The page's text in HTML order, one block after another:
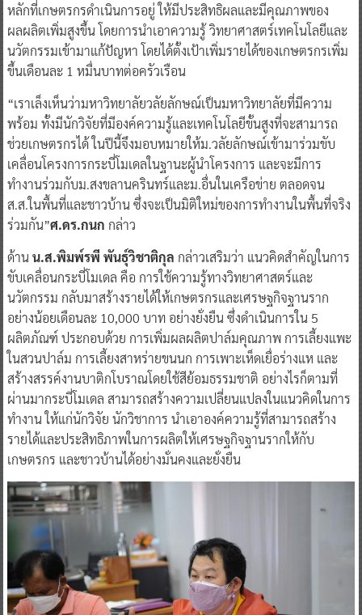
หลักที่เกษตรกรดำเนินการอยู่ ให้มีประสิทธิผลและมีคุณภาพของ
ผลผลิตเพิ่มสูงขึ้น โดยการนำเอาความรู้ วิทยาศาสตร์เทคโนโลยีและ
นวัตกรรมเข้ามาแก้ปัญหา โดยได้ตั้งเป้าเพิ่มรายได้ของเกษตรกรเพิ่ม
ขึ้นเดือนละ 1 หมื่นบาทต่อครัวเรือน
“เราเล็งเห็นว่ามหาวิทยาลัยวลัยลักษณ์เป็นมหาวิทยาลัยที่มีความ
พร้อม ทั้งมีนักวิจัยที่มีองค์ความรู้และเทคโนโลยีขั้นสูงที่จะสามารถ
ช่วยเกษตรกรได้ ในปีนี้จึงมอบหมายให้ม.วลัยลักษณ์เข้ามาร่วมขับ
เคลื่อนโครงการกระบี่โมเดลในฐานะผู้นำโครงการ และจะมีการ
ทำงานร่วมกับม.สงขลานครินทร์และม.อื่นในเครือข่าย ตลอดจน
ส.ส.ในพื้นที่และชาวบ้าน ซึ่งจะเป็นมิติใหม่ของการทำงานในพื้นที่จริง
ร่วมกัน”ศ.ดร.กนก กล่าว
ด้านน.ส.พิมพ์รพี พันธุ์วิชาติกุล กล่าวเสริมว่า แนวคิดสำคัญในการ
ขับเคลื่อนกระบี่โมเดล คือ การใช้ความรู้ทางวิทยาศาสตร์และ
นวัตกรรม กลับมาสร้างรายได้ให้เกษตรกรและเศรษฐกิจฐานราก
อย่างน้อยเดือนละ 10,000 บาท อย่างยั่งยืน ซึ่งดำเนินการใน 5
ผลิตภัณฑ์ ประกอบด้วย การเพิ่มผลผลิตปาล์มคุณภาพ การเลี้ยงแพะ
ในสวนปาล์ม การเลี้ยงสาหร่ายขนนก การเพาะเห็ดเยื่อร่างแห และ
สร้างสรรค์งานบาติกโบราณโดยใช้สีย้อมธรรมชาติ อย่างไรก็ตามที่
ผ่านมากระบี่โมเดล สามารถสร้างความเปลี่ยนแปลงในแนวคิดในการ
ทำงาน ให้แก่นักวิจัย นักวิชาการ นำเอาองค์ความรู้ที่สามารถสร้าง
รายได้และประสิทธิภาพในการผลิตให้เศรษฐกิจฐานรากให้กับ
เกษตรกร และชาวบ้านได้อย่างมั่นคงและยั่งยืน